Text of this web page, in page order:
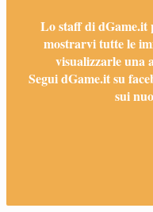
Lo staff di dGame.it
mostrarvi tutte le
visualizzarle una
Segui dGame.it su
sui